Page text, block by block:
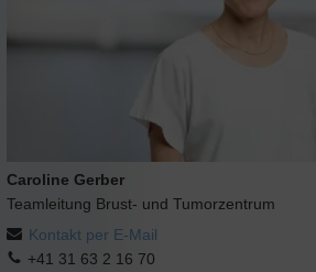
Caroline Gerber
Teamleitung Brust- und Tumorzentrum
Kontakt per E-Mail
+41 31 63 2 16 70